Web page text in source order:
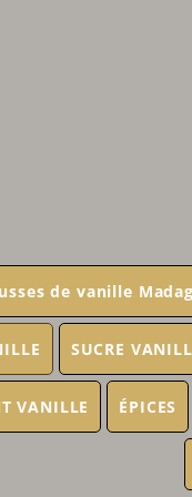
de vanille
SUCRE
VANILLE ÉPICES